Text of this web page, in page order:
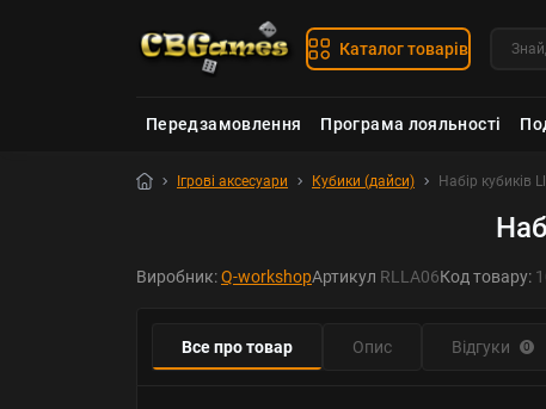
Каталог товарів
Передзамовлення Програма лояльності
Ігрові аксесуари Кубики (дайси) Набір кубиків
Виробник:Q-workshopАртикул RLLA06Код товару:
Все про товар Опис Відгуки 0